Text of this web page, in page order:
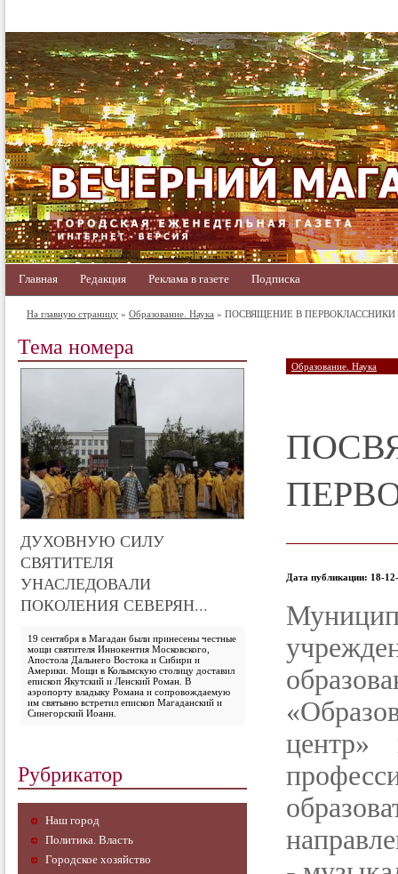
Главная Редакция Реклама в газете Подписка
На главную страницу » Образование. Наука » ПОСВЯЩЕНИЕ В ПЕРВОКЛАССНИКИ
Тема номера
ДУХОВНУЮ СИЛУ
СВЯТИТЕЛЯ
УНАСЛЕДОВАЛИ
ПОКОЛЕНИЯ СЕВЕРЯН...
19 сентября в Магадан были принесены честные
мощи святителя Иннокентия Московского,
Апостола Дальнего Востока и Сибири и
Америки. Мощи в Колымскую столицу доставил
епископ Якутский и Ленский Роман. В
аэропорту владыку Романа и сопровождаемую
им святыню встретил епископ Магаданский и
Синегорский Иоанн.
Рубрикатор
Наш город
Политика. Власть
Городское хозяйство
Образование. Наука
Дата публикации: 18-
центр»